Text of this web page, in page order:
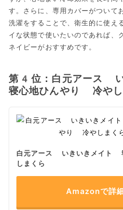
す。さらに、専用カバーがついて
洗濯をすることで、衛生的に使え
イな状態で使いたいのであれば
ネイビーがおすすめです。
第4位：白元アース い
寝心地ひんやり 冷やし
白元アース いきいきメイト
しまくら
Amazonで詳